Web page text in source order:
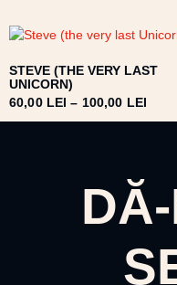
STEVE (THE VERY LAST
UNICORN)
60,00 LEI – 100,00 LEI